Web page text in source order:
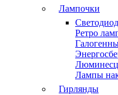
Лампочки
Ретро
Лампы
Гирлянды